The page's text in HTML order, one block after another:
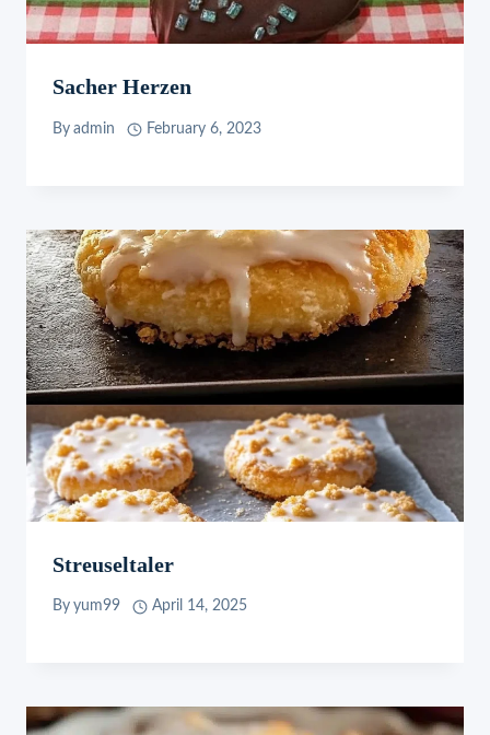
Sacher Herzen
By admin February 6, 2023
Streuseltaler
By yum99 April 14, 2025